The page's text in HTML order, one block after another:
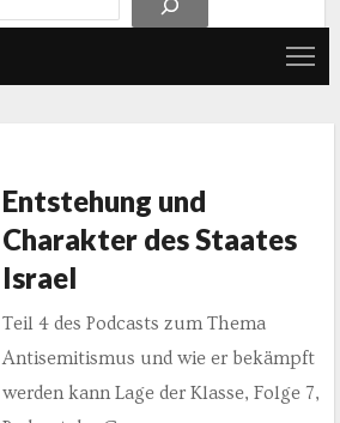
Entstehung und
Charakter des Staates
Israel
Teil 4 des Podcasts zum Thema
Antisemitismus und wie er bekämpft
werden kann Lage der Klasse, Folge 7,